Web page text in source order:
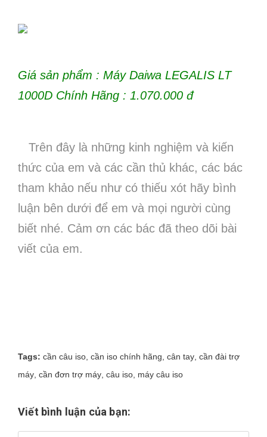
Giá sản phẩm : Máy Daiwa LEGALIS LT
1000D Chính Hãng : 1.070.000 đ
Trên đây là những kinh nghiệm và kiến
thức của em và các cần thủ khác, các bác
tham khảo nếu như có thiếu xót hãy bình
luận bên dưới để em và mọi người cùng
biết nhé. Cảm ơn các bác đã theo dõi bài
viết của em.
Tags: cần câu iso cần iso chính hãng cân tay cần đài trợ
máy cần đơn trợ máy câu iso máy câu iso
Viết bình luận của bạn: